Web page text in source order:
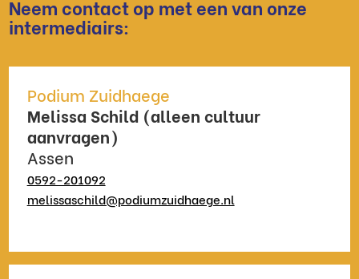
Neem contact op met een van onze
intermediairs:
Podium Zuidhaege
Melissa Schild (alleen cultuur
aanvragen)
Assen
0592-201092
melissaschild@podiumzuidhaege.nl